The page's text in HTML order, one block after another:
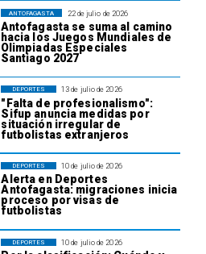
22 de julio de 2026
Antofagasta se suma al camino
hacia los Juegos Mundiales de
Olimpiadas Especiales
Santiago 2027
ANTOFAGASTA
13 de julio de 2026
"Falta de profesionalismo":
Sifup anuncia medidas por
situación irregular de
futbolistas extranjeros
DEPORTES
10 de julio de 2026
Alerta en Deportes
Antofagasta: migraciones inicia
proceso por visas de
futbolistas
DEPORTES
10 de julio de 2026
DEPORTES